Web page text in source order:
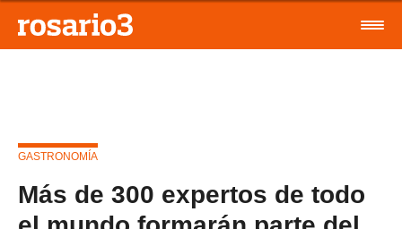
GASTRONOMÍA
Más de 300 expertos de todo